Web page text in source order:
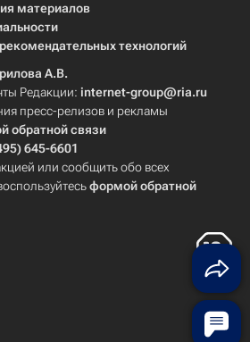
материалов
технологий
А.В.
Редакции: internet-group@ria.ru
пресс-релизов и рекламы
обратной связи
645-6601
или сообщить обо всех
формой обратной